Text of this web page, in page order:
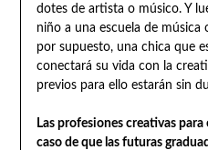
dotes de artista o músico. Y
niño a una escuela de música
por supuesto, una chica que
conectará su vida con la
previos para ello estarán sin
Las profesiones creativas para
caso de que las futuras